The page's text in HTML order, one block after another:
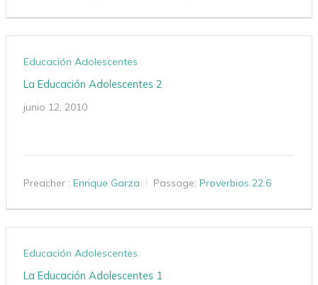
Educación Adolescentes
La Educación Adolescentes 2
junio 12, 2010
Preacher : Enrique Garza Passage: Proverbios 22:6
Educación Adolescentes
La Educación Adolescentes 1